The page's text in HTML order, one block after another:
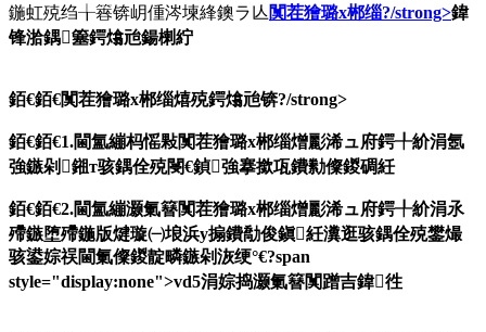
鍦虹殑绉╁簭锛岄偅涔堜綘鐭ラ亾闃茬獪璐х郴缁?/strong>鍏
锋湁鍝簺鍔熻兘鍚楋紵
銆€銆€闃茬獪璐х郴缁熺殑鍔熻兘锛?/strong>
銆€銆€1.閫氳繃杩愮敤闃茬獪璐х郴缁熷彲浠ュ府鍔╀紒涓氬
強鏃剁鎺т骇鍝佺殑閿€鍞強搴撳瓨鐨勬儏鍐碉紝
銆€銆€2.閫氳繃灏氭簮闃茬獪璐х郴缁熷彲浠ュ府鍔╀紒涓氶
殢鏃堕殢鍦版煡璇㈠埌浜у搧鐨勪俊鎭紝瀵逛骇鍝佺殑鐢熶
骇鍙婃祦閫氭儏鍐靛疄鏃剁洃绠°€?span
style="display:none">vd5涓婃捣灏氭簮闃蹭吉鍏徃